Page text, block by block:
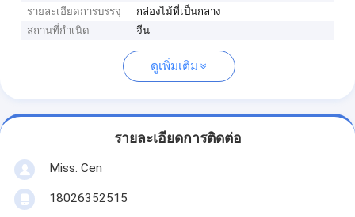
รายละเอียดการบรรจุ
กล่องไม้ที่เป็นกลาง
สถานที่กำเนิด
จีน
ดูเพิ่มเติม
รายละเอียดการติดต่อ
Miss. Cen
18026352515